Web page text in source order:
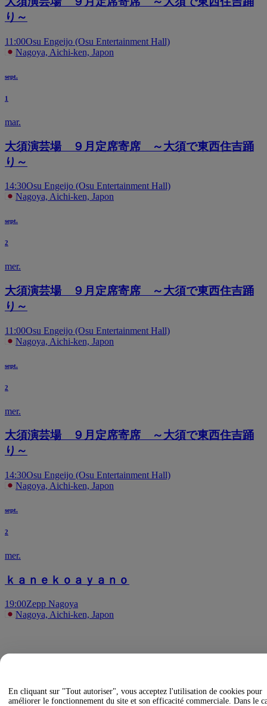
り～
11:00Osu Engeijo (Osu Entertainment Hall)
Nagoya, Aichi-ken, Japon
sept.
1
mar.
大須演芸場 ９月定席寄席 ～大須で東西住吉踊
り～
14:30Osu Engeijo (Osu Entertainment Hall)
Nagoya, Aichi-ken, Japon
sept.
2
mer.
大須演芸場 ９月定席寄席 ～大須で東西住吉踊
り～
11:00Osu Engeijo (Osu Entertainment Hall)
Nagoya, Aichi-ken, Japon
sept.
2
mer.
大須演芸場 ９月定席寄席 ～大須で東西住吉踊
り～
14:30Osu Engeijo (Osu Entertainment Hall)
Nagoya, Aichi-ken, Japon
sept.
2
mer.
ｋａｎｅｋｏａｙａｎｏ
19:00Zepp Nagoya
Nagoya, Aichi-ken, Japon
En cliquant sur "Tout autoriser", vous acceptez l'utilisation de cookies pour
améliorer le fonctionnement du site et son efficacité commerciale. Dans le